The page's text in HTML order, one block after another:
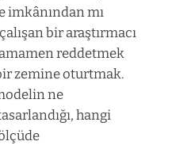
imkânından mı
bir araştırmacı
reddetmek
zemine oturtmak.
ne
hangi